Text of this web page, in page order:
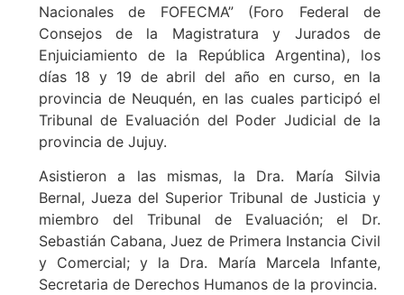
Nacionales de FOFECMA” (Foro Federal de
Consejos de la Magistratura y Jurados de
Enjuiciamiento de la República Argentina), los
días 18 y 19 de abril del año en curso, en la
provincia de Neuquén, en las cuales participó el
Tribunal de Evaluación del Poder Judicial de la
provincia de Jujuy.
Asistieron a las mismas, la Dra. María Silvia
Bernal, Jueza del Superior Tribunal de Justicia y
miembro del Tribunal de Evaluación; el Dr.
Sebastián Cabana, Juez de Primera Instancia Civil
y Comercial; y la Dra. María Marcela Infante,
Secretaria de Derechos Humanos de la provincia.